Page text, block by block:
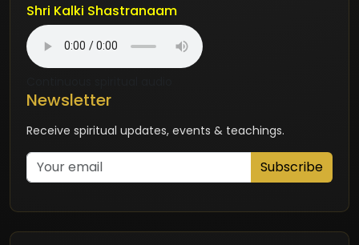
Shri Kalki Shastranaam
Newsletter
Receive spiritual updates, events & teachings.
Subscribe